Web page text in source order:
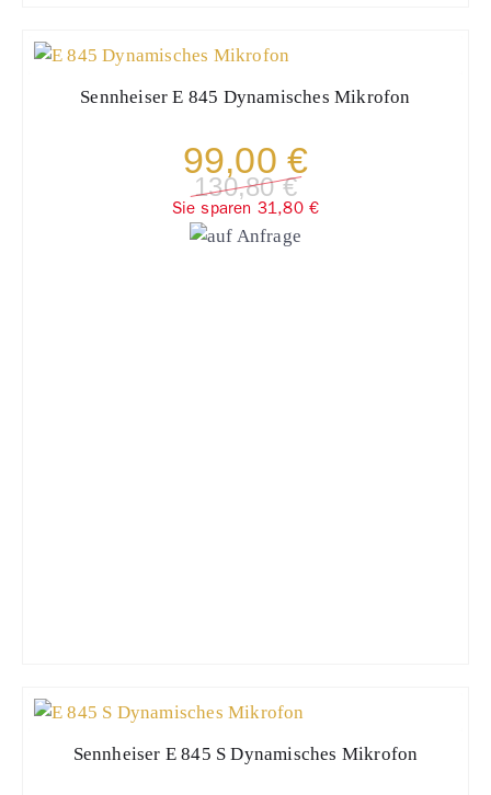
Sennheiser E 845 Dynamisches Mikrofon
99,00 €
130,80 €
Sie sparen 31,80 €
Sennheiser E 845 S Dynamisches Mikrofon